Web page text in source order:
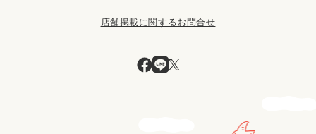
店舗掲載に関するお問合せ